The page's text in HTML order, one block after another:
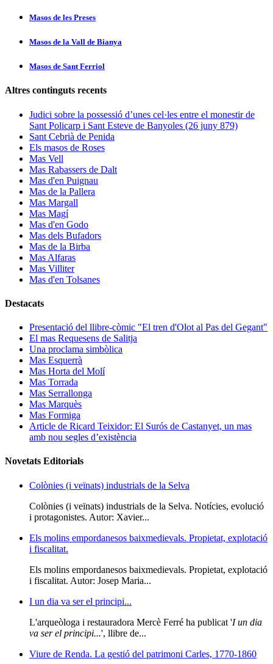
Masos de les Preses
Masos de la Vall de Bianya
Masos de Sant Ferriol
Altres continguts recents
Judici sobre la possessió d’unes cel·les entre el monestir de
Sant Policarp i Sant Esteve de Banyoles (26 juny 879)
Sant Cebrià de Penida
Els masos de Roses
Mas Vell
Mas Rabassers de Dalt
Mas d'en Puignau
Mas de la Pallera
Mas Margall
Mas Magí
Mas d'en Godo
Mas dels Bufadors
Mas de la Birba
Mas Alfaras
Mas Villiter
Mas d'en Tolsanes
Destacats
Presentació del llibre-còmic "El tren d'Olot al Pas del Gegant"
El mas Requesens de Salitja
Una proclama simbòlica
Mas Esquerrà
Mas Horta del Molí
Mas Torrada
Mas Serrallonga
Mas Marquès
Mas Formiga
Article de Ricard Teixidor: El Surós de Castanyet, un mas
amb nou segles d’existència
Novetats Editorials
Colònies (i veïnats) industrials de la Selva
Colònies (i veïnats) industrials de la Selva. Notícies, evolució
i protagonistes. Autor: Xavier...
Els molins empordanesos baixmedievals. Propietat, explotació
i fiscalitat.
Els molins empordanesos baixmedievals. Propietat, explotació
i fiscalitat. Autor: Josep Maria...
I un dia va ser el principi...
L'arqueòloga i restauradora Mercè Ferré ha publicat 'I un dia
va ser el principi...', llibre de...
Viure de Renda. La gestió del patrimoni Carles, 1770-1860